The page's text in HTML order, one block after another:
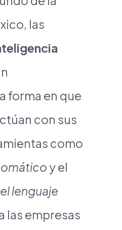
las
forma en que
con sus
como
y el
lenguaje
las empresas